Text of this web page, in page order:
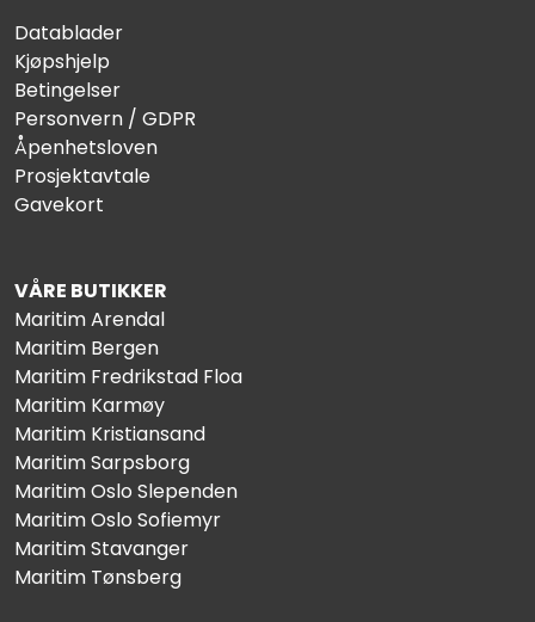
Datablader
Kjøpshjelp
Betingelser
Personvern / GDPR
Åpenhetsloven
Prosjektavtale
Gavekort
VÅRE BUTIKKER
Maritim Arendal
Maritim Bergen
Maritim Fredrikstad Floa
Maritim Karmøy
Maritim Kristiansand
Maritim Sarpsborg
Maritim Oslo Slependen
Maritim Oslo Sofiemyr
Maritim Stavanger
Maritim Tønsberg